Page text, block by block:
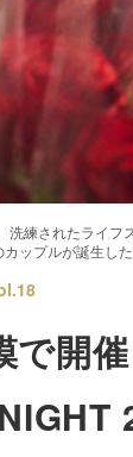
洗練されたライフ
ップルが誕生し
で開